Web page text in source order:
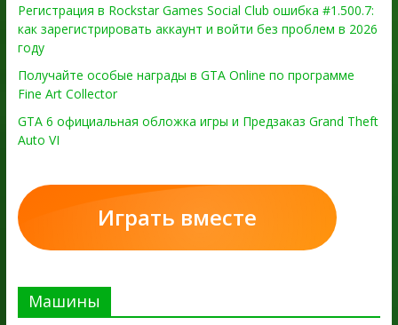
Регистрация в Rockstar Games Social Club ошибка #1.500.7:
как зарегистрировать аккаунт и войти без проблем в 2026
году
Получайте особые награды в GTA Online по программе
Fine Art Collector
GTA 6 официальная обложка игры и Предзаказ Grand Theft
Auto VI
Играть вместе
Машины